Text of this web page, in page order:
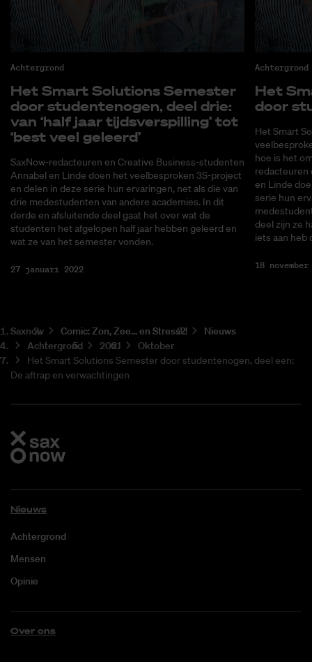
Achtergrond
Het Smart So­lu­ti­ons Se­mes­ter
door stu­den­ten­ogen, deel drie:
van ‘half jaar tijds­ver­spil­ling’ tot
‘best veel ge­leerd’
SaxNow-redacteuren en Creative Business-studenten
Annabel en Linde doen het veelbesproken 3S-project
en delen in deze serie hun ervaringen, net als die van
drie medestudenten van andere academies. In dit
derde en afsluitende deel gaat het over wat de
studenten het afgelopen half jaar hebben geleerd en
wat ze van het semester vonden.
27 januari 2022
Achtergrond
Het
door
Het Smart
hoe is het
redacteuren
en Linde
serie hun
deel zijn ze
iets aan heb
18 november
Saxnow Co­mic: Zon, Zee... en Stress?!
Nieuws
Achtergrond
2021
Oktober
Het Smart Solutions Semester door studentenogen, deel een:
De aftrap en verwachtingen
Nieuws
Achtergrond
Mensen
Opinie
Over ons